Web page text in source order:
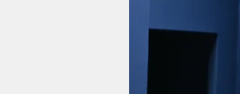
verlag